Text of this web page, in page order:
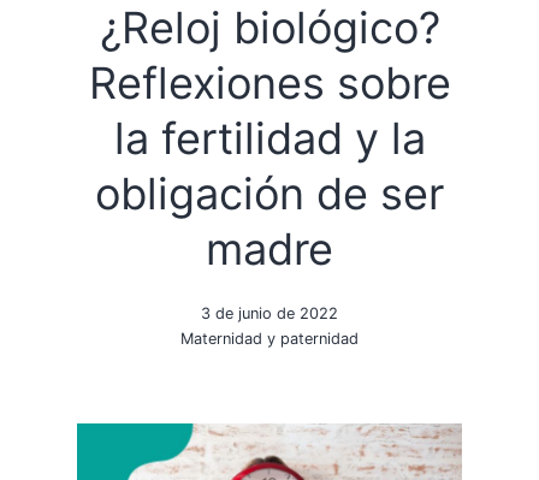
¿Reloj biológico?
Reflexiones sobre
la fertilidad y la
obligación de ser
madre
3 de junio de 2022
Maternidad y paternidad